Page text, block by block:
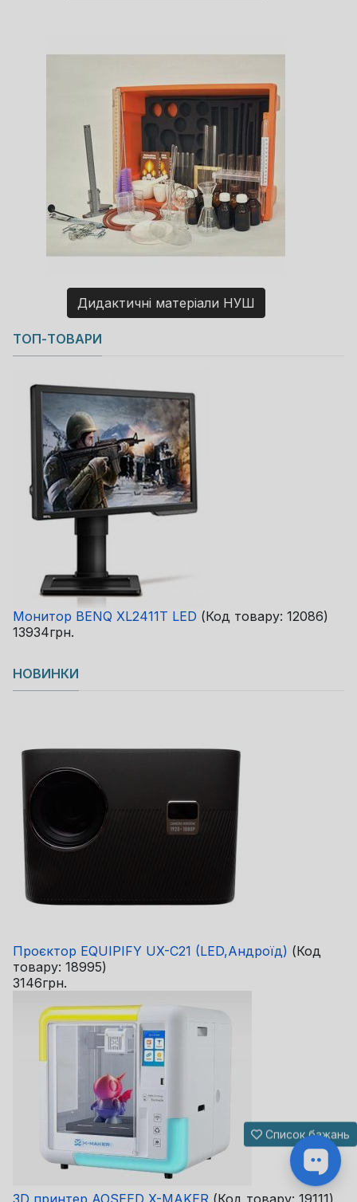
Дидактичні матеріали НУШ
Copyright MAXXmarketing GmbH
JoomShopping Download & Support
ТОП-ТОВАРИ
Монитор BENQ XL2411T LED (Код товару: 12086)
13934грн.
НОВИНКИ
Проєктор EQUIPIFY UX-C21 (LED,Андроїд) (Код
товару: 18995)
3146грн.
3D принтер AOSEED X-MAKER (Код товару: 19111)
Список бажань